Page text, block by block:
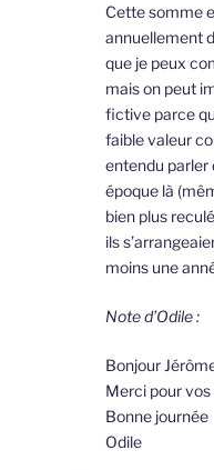
Cette somme
annuellement
que je peux
mais on peut
fictive parce
faible valeur
entendu parler
époque là
bien plus
ils
moins une
Note d’Odile :
Bonjour
Merci pour vos
Bonne journée
Odile